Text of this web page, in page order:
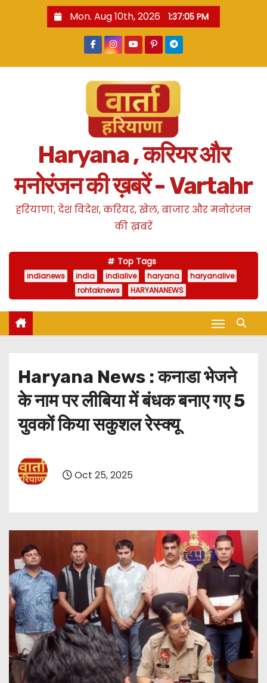
Mon. Aug 10th, 2026 1:37:07 PM
Haryana , करियर और
मनोरंजन की ख़बरें - Vartahr
हरियाणा, देश विदेश, करियर, खेल, बाजार और मनोरंजन
की ख़बरें
Top Tags
indianews india indialive haryana
haryanalive
rohtaknews
HARYANANEWS
Haryana News : कनाडा भेजने
के नाम पर लीबिया में बंधक बनाए गए 5
युवकों किया सकुशल रेस्क्यू
Oct 25, 2025